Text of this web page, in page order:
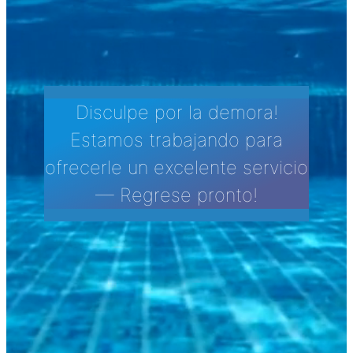
Disculpe por la demora!
Estamos trabajando para
ofrecerle un excelente servicio
— Regrese pronto!